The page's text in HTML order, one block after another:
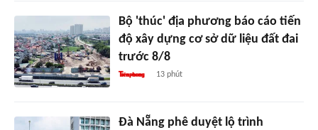
Bộ 'thúc' địa phương báo cáo tiến
độ xây dựng cơ sở dữ liệu đất đai
trước 8/8
13 phút
Đà Nẵng phê duyệt lộ trình